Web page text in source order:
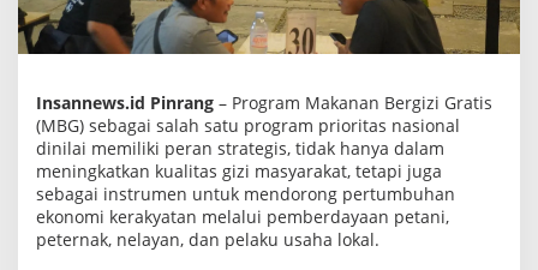
o
s
i
e
m
M
B
G
K
u
n
c
Insannews.id Pinrang – Program Makanan Bergizi Gratis
(MBG) sebagai salah satu program prioritas nasional
dinilai memiliki peran strategis, tidak hanya dalam
meningkatkan kualitas gizi masyarakat, tetapi juga
sebagai instrumen untuk mendorong pertumbuhan
ekonomi kerakyatan melalui pemberdayaan petani,
peternak, nelayan, dan pelaku usaha lokal.